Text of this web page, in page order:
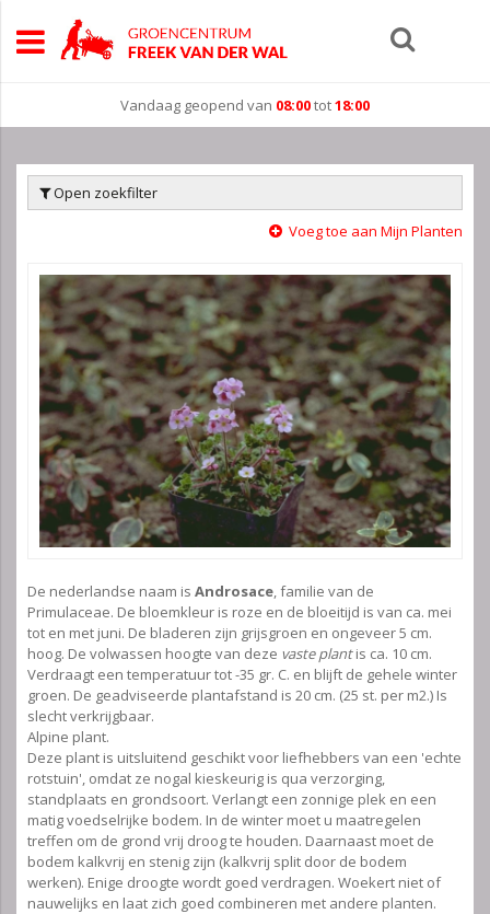
Vandaag geopend van 08:00tot18:00
Open zoekfilter
Voeg toe aan Mijn Planten
De nederlandse naam is Androsace, familie van de
Primulaceae. De bloemkleur is roze en de bloeitijd is van ca. mei
tot en met juni. De bladeren zijn grijsgroen en ongeveer 5 cm.
hoog. De volwassen hoogte van deze vaste plantis ca. 10 cm.
Verdraagt een temperatuur tot -35 gr. C. en blijft de gehele winter
groen. De geadviseerde plantafstand is 20 cm. (25 st. per m2.) Is
slecht verkrijgbaar.
Alpine plant.
Deze plant is uitsluitend geschikt voor liefhebbers van een 'echte
rotstuin', omdat ze nogal kieskeurig is qua verzorging,
standplaats en grondsoort. Verlangt een zonnige plek en een
matig voedselrijke bodem. In de winter moet u maatregelen
treffen om de grond vrij droog te houden. Daarnaast moet de
bodem kalkvrij en stenig zijn (kalkvrij split door de bodem
werken). Enige droogte wordt goed verdragen. Woekert niet of
nauwelijks en laat zich goed combineren met andere planten.